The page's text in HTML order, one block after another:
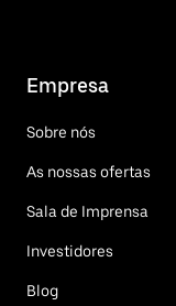
Empresa
Sobre nós
As nossas ofertas
Sala de Imprensa
Investidores
Blog